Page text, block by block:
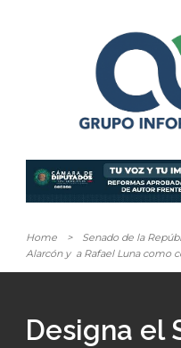
Home > Senado de la
Alarcón y a Rafael Luna como
Designa el